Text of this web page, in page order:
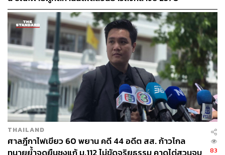
THAILAND
ศาลฎีกาไฟเขียว 60 พยาน คดี 44 อดีต สส. ก้าวไกล
83